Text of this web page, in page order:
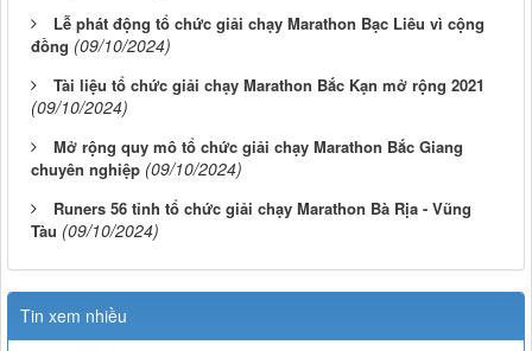
Lễ phát động tổ chức giải chạy Marathon Bạc Liêu vì cộng
đồng (09/10/2024)
Tài liệu tổ chức giải chạy Marathon Bắc Kạn mở rộng 2021
(09/10/2024)
Mở rộng quy mô tổ chức giải chạy Marathon Bắc Giang
chuyên nghiệp (09/10/2024)
Runers 56 tỉnh tổ chức giải chạy Marathon Bà Rịa - Vũng
Tàu (09/10/2024)
Tin xem nhiều